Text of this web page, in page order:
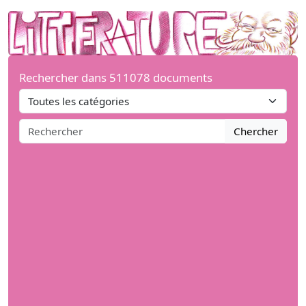
Rechercher dans 511078 documents
Chercher